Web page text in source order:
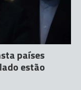
países
estão